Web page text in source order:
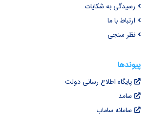
رسیدگی به شکایات
ارتباط با ما
نظر سنجی
پیوندها
پایگاه اطلاع رسانی دولت
سامد
سامانه ساماب